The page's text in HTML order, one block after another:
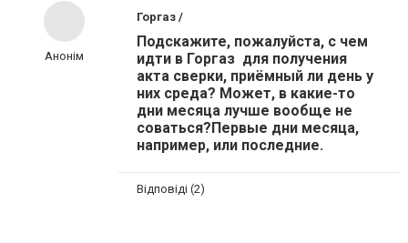
Анонім
Горгаз /
Подскажите, пожалуйста, с чем
идти в Горгаз для получения
акта сверки, приёмный ли день у
них среда? Может, в какие-то
дни месяца лучше вообще не
соваться?Первые дни месяца,
например, или последние.
Відповіді (2)